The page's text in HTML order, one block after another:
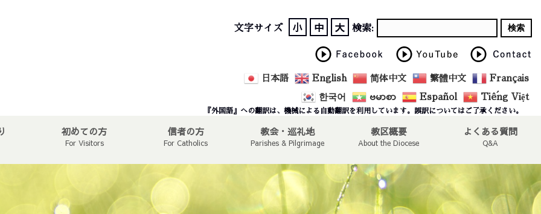
文字サイズ 小 中 大 検索:
日本語 English 简体中文 繁體中文 Français
한국어 ဗမာစာ Español Tiếng Việt
『外国語』への翻訳は、機械による自動翻訳を利用しています。誤訳についてはご了承ください。
初めての方
For Visitors
信者の方
For Catholics
教会・巡礼地
Parishes & Pilgrimage
教区概要
About the Diocese
よくある質問
Q&A